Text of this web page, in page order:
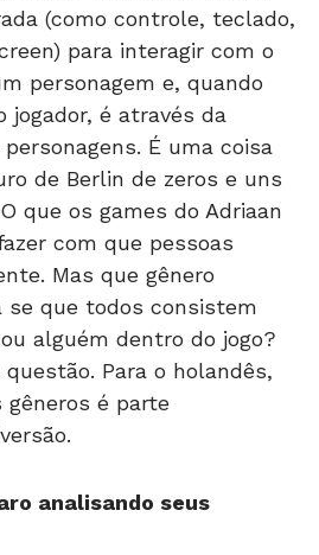
(como controle, teclado,
para interagir com o
personagem e, quando
jogador, é através da
É uma coisa
de Berlin de zeros e uns
que os games do Adriaan
com que pessoas
Mas que gênero
se que todos consistem
alguém dentro do jogo?
Para o holandês,
é parte
analisando seus